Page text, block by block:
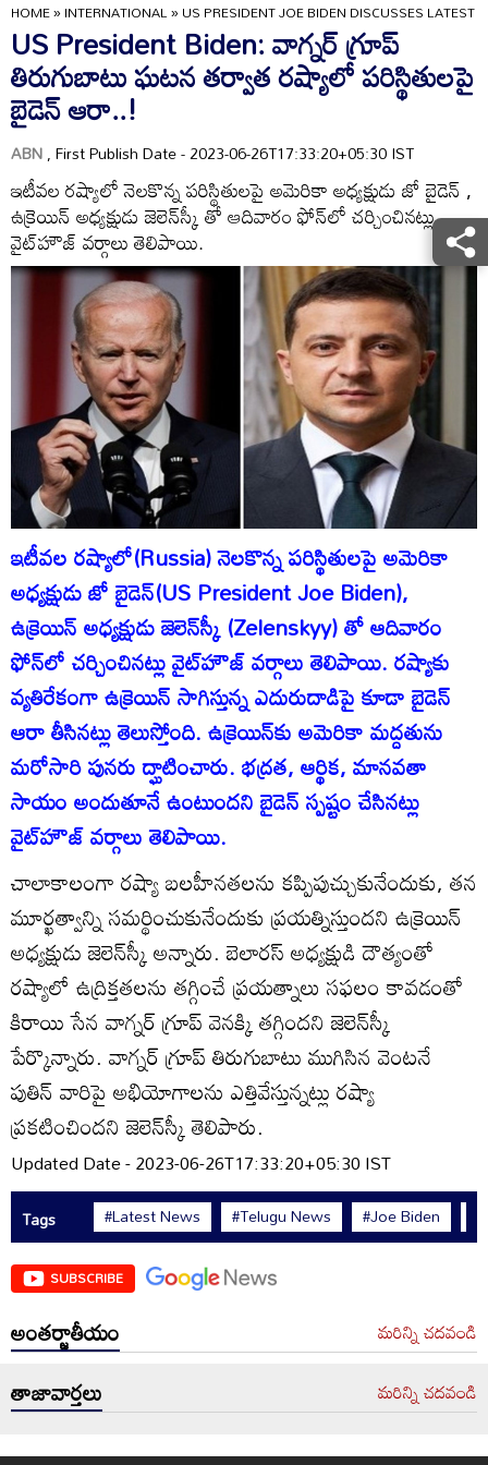
HOME»INTERNATIONAL»US PRESIDENT JOE BIDEN DISCUSSES LATEST
US President Biden: వాగ్నర్ గ్రూప్
తిరుగుబాటు ఘటన తర్వాత రష్యాలో పరిస్థితులపై
బైడెన్ ఆరా..!
ABN, First Publish Date - 2023-06-26T17:33:20+05:30 IST
ఇటీవల రష్యాలో నెలకొన్న పరిస్థితులపై అమెరికా అధ్యక్షుడు జో బైడెన్ ,
ఉక్రెయిన్ అధ్యక్షుడు జెలెన్‌స్కీ తో ఆదివారం ఫోన్‌లో చర్చించినట్లు
వైట్‌హౌజ్ వర్గాలు తెలిపాయి.
ఇటీవల రష్యాలో(Russia) నెలకొన్న పరిస్థితులపై అమెరికా
అధ్యక్షుడు జో బైడెన్(US President Joe Biden),
ఉక్రెయిన్ అధ్యక్షుడు జెలెన్‌స్కీ (Zelenskyy) తో ఆదివారం
ఫోన్‌లో చర్చించినట్లు వైట్‌హౌజ్ వర్గాలు తెలిపాయి. రష్యాకు
వ్యతిరేకంగా ఉక్రెయిన్ సాగిస్తున్న ఎదురుదాడిపై కూడా బైడెన్
ఆరా తీసినట్లు తెలుస్తోంది. ఉక్రెయిన్‌కు అమెరికా మద్దతును
మరోసారి పునరు ద్ఘాటించారు. భద్రత, ఆర్థిక, మానవతా
సాయం అందుతూనే ఉంటుందని బైడెన్ స్పష్టం చేసినట్లు
వైట్‌హౌజ్ వర్గాలు తెలిపాయి.
చాలాకాలంగా రష్యా బలహీనతలను కప్పిపుచ్చుకునేందుకు, తన
మూర్ఖత్వాన్ని సమర్థించుకునేందుకు ప్రయత్నిస్తుందని ఉక్రెయిన్
అధ్యక్షుడు జెలెన్‌స్కీ అన్నారు. బెలారస్ అధ్యక్షుడి దౌత్యంతో
రష్యాలో ఉద్రిక్తతలను తగ్గించే ప్రయత్నాలు సఫలం కావడంతో
కిరాయి సేన వాగ్నర్ గ్రూప్ వెనక్కి తగ్గిందని జెలెన్‌స్కీ
పేర్కొన్నారు. వాగ్నర్ గ్రూప్ తిరుగుబాటు ముగిసిన వెంటనే
పుతిన్ వారిపై అభియోగాలను ఎత్తివేస్తున్నట్లు రష్యా
ప్రకటించిందని జెలెన్‌స్కీ తెలిపారు.
Updated Date - 2023-06-26T17:33:20+05:30 IST
Tags #Latest News #Telugu News #Joe Biden
SUBSCRIBE
అంతర్జాతీయం మరిన్ని చదవండి
తాజావార్తలు మరిన్ని చదవండి